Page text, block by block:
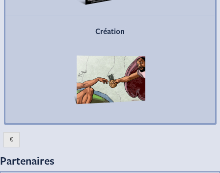
Création
Commander
€
Partenaires